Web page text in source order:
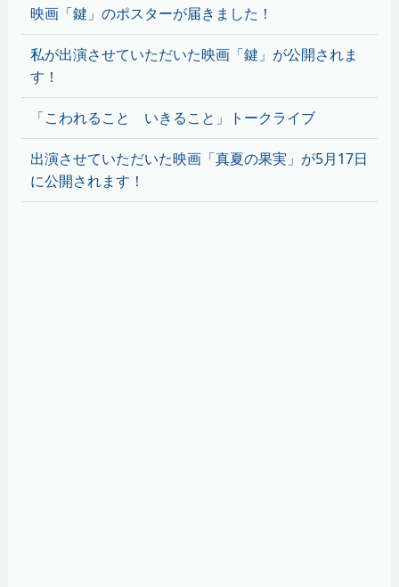
映画「鍵」のポスターが届きました！
私が出演させていただいた映画「鍵」が公開されま
す！
「こわれること いきること」トークライブ
出演させていただいた映画「真夏の果実」が5月17日
に公開されます！